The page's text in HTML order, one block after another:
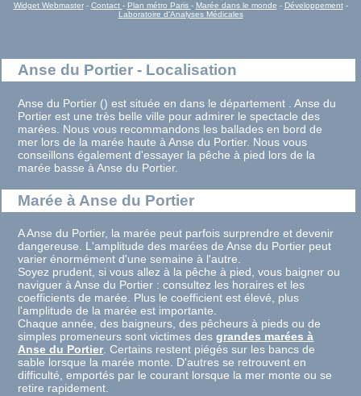
Widget Webmaster- Contact - Plan métro Paris - Marée dans le monde - Développement-
Laboratoire d'Analyses Médicales
Anse du Portier - Localisation
Anse du Portier () est située en dans le département . Anse du
Portier est une très belle ville pour admirer le spectacle des
marées. Nous vous recommandons les ballades en bord de
mer lors de la marée haute à Anse du Portier. Nous vous
conseillons également d'essayer la pêche à pied lors de la
marée basse à Anse du Portier.
Marée à Anse du Portier
A Anse du Portier, la marée peut parfois surprendre et devenir
dangereuse. L'amplitude des marées de Anse du Portier peut
varier énormément d'une semaine à l'autre.
Soyez prudent, si vous allez à la pêche à pied, vous baigner ou
naviguer à Anse du Portier : consultez les horaires et les
coefficients de marée. Plus le coefficient est élevé, plus
l'amplitude de la marée est importante.
Chaque année, des baigneurs, des pêcheurs à pieds ou de
simples promeneurs sont victimes desgrandes marées à
Anse du Portier. Certains restent piégés sur les bancs de
sable lorsque la marée monte. D'autres se retrouvent en
difficulté, emportés par le courant lorsque la mer monte ou se
retire rapidement.